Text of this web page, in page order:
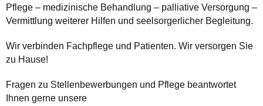
Pflege – medizinische Behandlung – palliative Versorgung –
Vermittlung weiterer Hilfen und seelsorgerlicher Begleitung.
Wir verbinden Fachpflege und Patienten. Wir versorgen Sie
zu Hause!
Fragen zu Stellenbewerbungen und Pflege beantwortet
Ihnen gerne unsere